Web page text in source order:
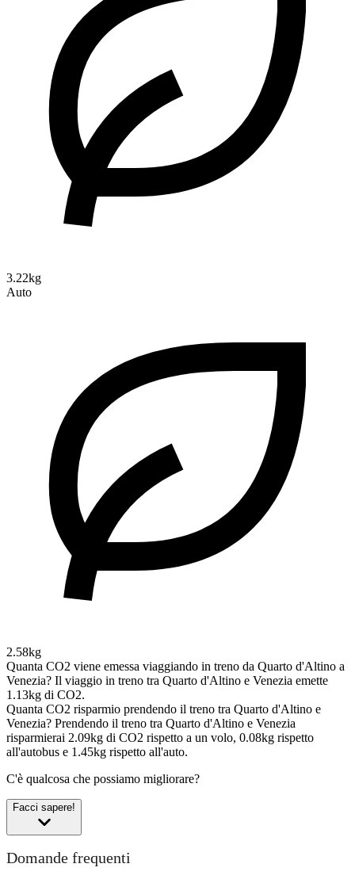
3.22kg
Auto
2.58kg
Quanta CO2 viene emessa viaggiando in treno da Quarto d'Altino a
Venezia? Il viaggio in treno tra Quarto d'Altino e Venezia emette
1.13kg di CO2.
Quanta CO2 risparmio prendendo il treno tra Quarto d'Altino e
Venezia? Prendendo il treno tra Quarto d'Altino e Venezia
risparmierai 2.09kg di CO2 rispetto a un volo, 0.08kg rispetto
all'autobus e 1.45kg rispetto all'auto.
C'è qualcosa che possiamo migliorare?
Facci sapere!
Domande frequenti